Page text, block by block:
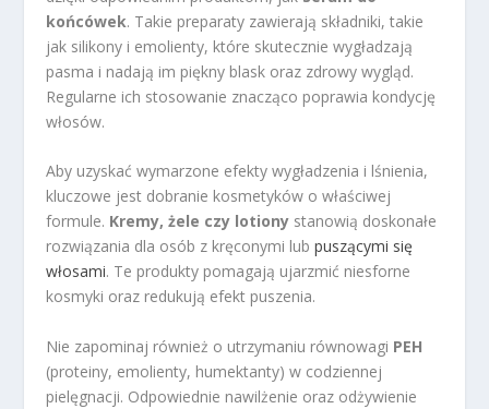
końcówek. Takie preparaty zawierają składniki, takie
jak silikony i emolienty, które skutecznie wygładzają
pasma i nadają im piękny blask oraz zdrowy wygląd.
Regularne ich stosowanie znacząco poprawia kondycję
włosów.
Aby uzyskać wymarzone efekty wygładzenia i lśnienia,
kluczowe jest dobranie kosmetyków o właściwej
formule. Kremy, żele czy lotiony stanowią doskonałe
rozwiązania dla osób z kręconymi lubpuszącymi się
włosami. Te produkty pomagają ujarzmić niesforne
kosmyki oraz redukują efekt puszenia.
Nie zapominaj również o utrzymaniu równowagi PEH
(proteiny, emolienty, humektanty) w codziennej
pielęgnacji. Odpowiednie nawilżenie oraz odżywienie